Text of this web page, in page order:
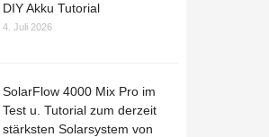
DIY Akku Tutorial
4. Juli 2026
SolarFlow 4000 Mix Pro im
Test u. Tutorial zum derzeit
stärksten Solarsystem von